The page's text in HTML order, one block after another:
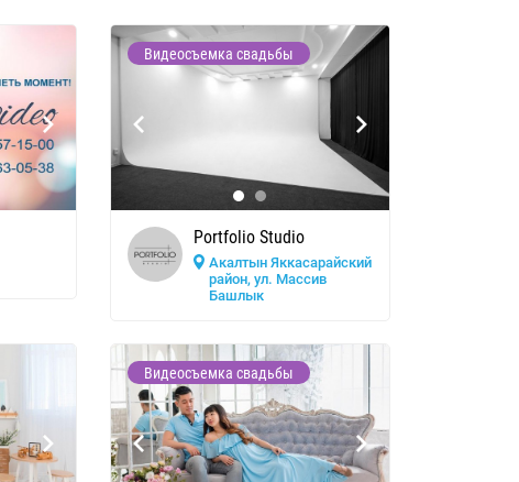
Видеосъемка свадьбы
Portfolio Studio
Акалтын Яккасарайский
район, ул. Массив
Башлык
Видеосъемка свадьбы